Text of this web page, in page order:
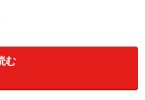
す。この方法を普通徴収
、8月、11月、翌年1月
む